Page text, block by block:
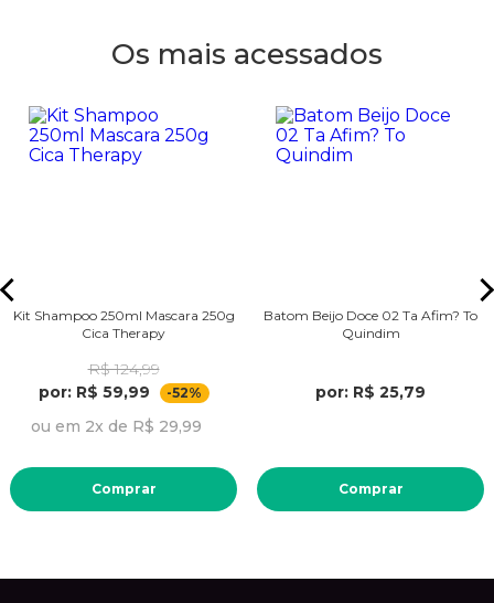
Os mais acessados
Kit Shampoo 250ml Mascara 250g
Cica Therapy
R$ 124,99
por: R$ 59,99
-52%
ou em 2x de R$ 29,99
Comprar
Batom Beijo Doce 02 Ta Afim? To
Quindim
por: R$ 25,79
Comprar